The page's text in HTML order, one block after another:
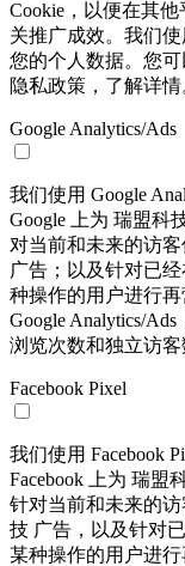
Cookie，以便在其
关推广成效。我们
您的个人数据。您
隐私政策，了解详情
Google Analytics/Ads
我们使用 Google
Google 上为 瑞盟科
对当前和未来的访
广告；以及针对已
种操作的用户进行
Google Analytics/
浏览次数和独立访客
Facebook Pixel
我们使用 Facebook
Facebook 上为 瑞盟
针对当前和未来的
技 广告，以及针对
某种操作的用户进行